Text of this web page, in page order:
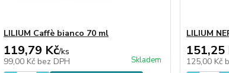
LILIUM Caffè bianco 70 ml
119,79 Kč/ks
99,00 Kč bez DPH Skladem
LILIUM
151,25
125,00 Kč